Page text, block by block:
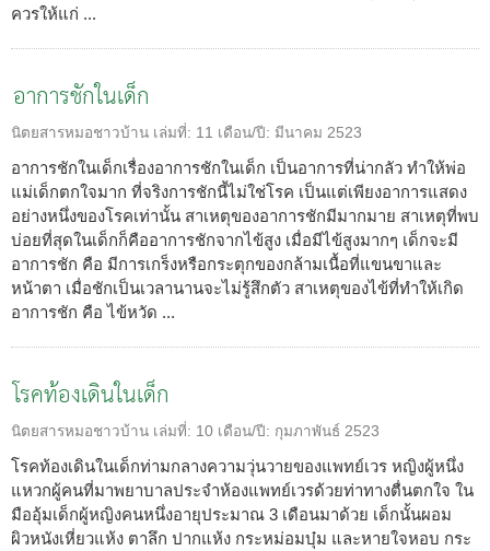
ควรให้แก่ ...
อาการชักในเด็ก
นิตยสารหมอชาวบ้าน เล่มที่: 11 เดือน/ปี: มีนาคม 2523
อาการชักในเด็กเรื่องอาการชักในเด็ก เป็นอาการที่น่ากลัว ทำให้พ่อ
แม่เด็กตกใจมาก ที่จริงการชักนี้ไม่ใช่โรค เป็นแต่เพียงอาการแสดง
อย่างหนึ่งของโรคเท่านั้น สาเหตุของอาการชักมีมากมาย สาเหตุที่พบ
บ่อยที่สุดในเด็กก็คืออาการชักจากไข้สูง เมื่อมีไข้สูงมากๆ เด็กจะมี
อาการชัก คือ มีการเกร็งหรือกระตุกของกล้ามเนื้อที่แขนขาและ
หน้าตา เมื่อชักเป็นเวลานานจะไม่รู้สึกตัว สาเหตุของไข้ที่ทำให้เกิด
อาการชัก คือ ไข้หวัด ...
โรคท้องเดินในเด็ก
นิตยสารหมอชาวบ้าน เล่มที่: 10 เดือน/ปี: กุมภาพันธ์ 2523
โรคท้องเดินในเด็กท่ามกลางความวุ่นวายของแพทย์เวร หญิงผู้หนึ่ง
แหวกผู้คนที่มาพยาบาลประจำห้องแพทย์เวรด้วยท่าทางตื่นตกใจ ใน
มืออุ้มเด็กผู้หญิงคนหนึ่งอายุประมาณ 3 เดือนมาด้วย เด็กนั้นผอม
ผิวหนังเหี่ยวแห้ง ตาลึก ปากแห้ง กระหม่อมบุ๋ม และหายใจหอบ กระ